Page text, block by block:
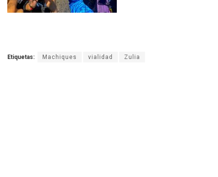
Etiquetas: Machiques vialidad Zulia